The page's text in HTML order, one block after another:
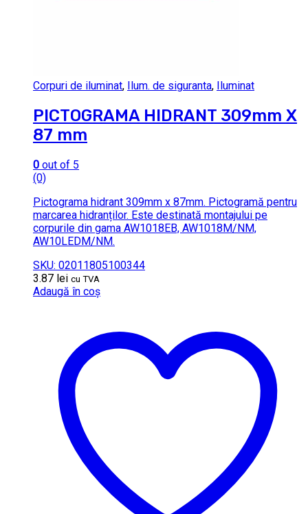
Corpuri de iluminat, Ilum. de siguranta, Iluminat
PICTOGRAMA HIDRANT 309mm X
87 mm
0 out of 5
(0)
Pictograma hidrant 309mm x 87mm. Pictogramă pentru
marcarea hidranților. Este destinată montajului pe
corpurile din gama AW1018EB, AW1018M/NM,
AW10LEDM/NM.
SKU: 02011805100344
3.87 lei cu TVA
Adaugă în coș